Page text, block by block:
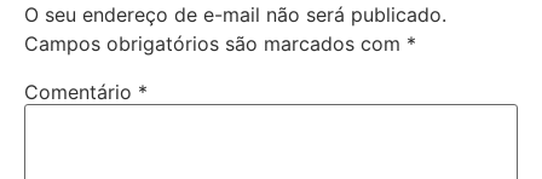
O seu endereço de e-mail não será publicado.
Campos obrigatórios são marcados com *
Comentário *